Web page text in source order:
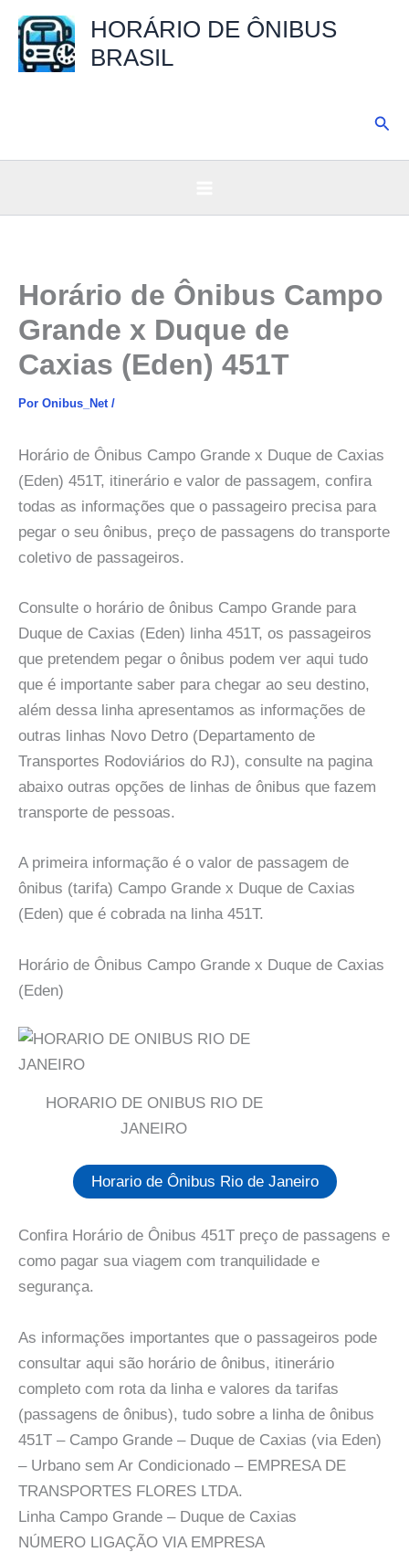
para
HORÁRIO DE ÔNIBUS
BRASIL
Horário de Ônibus Campo
Grande x Duque de
Caxias (Eden) 451T
Por Onibus_Net /
Horário de Ônibus Campo Grande x Duque de Caxias
(Eden) 451T, itinerário e valor de passagem, confira
todas as informações que o passageiro precisa para
pegar o seu ônibus, preço de passagens do transporte
coletivo de passageiros.
Consulte o horário de ônibus Campo Grande para
Duque de Caxias (Eden) linha 451T, os passageiros
que pretendem pegar o ônibus podem ver aqui tudo
que é importante saber para chegar ao seu destino,
além dessa linha apresentamos as informações de
outras linhas Novo Detro (Departamento de
Transportes Rodoviários do RJ), consulte na pagina
abaixo outras opções de linhas de ônibus que fazem
transporte de pessoas.
A primeira informação é o valor de passagem de
ônibus (tarifa) Campo Grande x Duque de Caxias
(Eden) que é cobrada na linha 451T.
Horário de Ônibus Campo Grande x Duque de Caxias
(Eden)
HORARIO DE ONIBUS RIO DE
JANEIRO
Horario de Ônibus Rio de Janeiro
Confira Horário de Ônibus 451T preço de passagens e
como pagar sua viagem com tranquilidade e
segurança.
As informações importantes que o passageiros pode
consultar aqui são horário de ônibus, itinerário
completo com rota da linha e valores da tarifas
(passagens de ônibus), tudo sobre a linha de ônibus
451T – Campo Grande – Duque de Caxias (via Eden)
– Urbano sem Ar Condicionado – EMPRESA DE
TRANSPORTES FLORES LTDA.
Linha Campo Grande – Duque de Caxias
NÚMERO LIGAÇÃO VIA EMPRESA